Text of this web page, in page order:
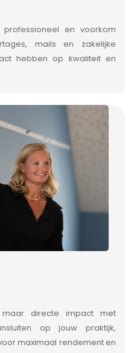
en voorkom
mails en zakelijke
hebben op kwaliteit en
maar directe impact met
op jouw praktijk,
maximaal rendement en